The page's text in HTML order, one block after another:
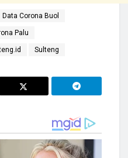
Data Corona Buol
Palu
Sulteng